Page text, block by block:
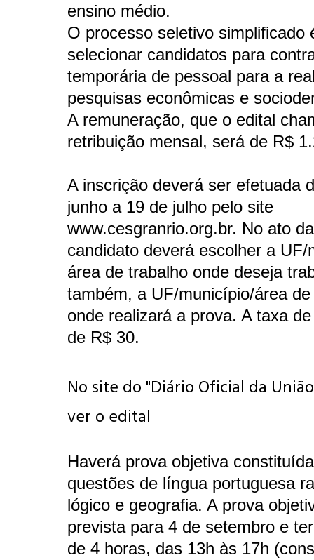
ensino médio.
O processo seletivo simplificado
selecionar candidatos para
temporária de pessoal para a
pesquisas econômicas e
A remuneração, que o edital
retribuição mensal, será de R$
A inscrição deverá ser efetuada
junho a 19 de julho pelo site
www.cesgranrio.org.br. No ato
candidato deverá escolher a UF/
área de trabalho onde deseja
também, a UF/município/área
onde realizará a prova. A taxa
de R$ 30.
No site do "Diário Oficial da
ver o edital
Haverá prova objetiva
questões de língua portuguesa
lógico e geografia. A prova
prevista para 4 de setembro e
de 4 horas, das 13h às 17h